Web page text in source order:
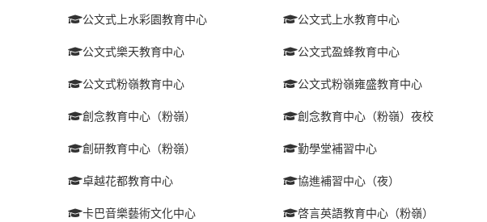
公文式上水彩園教育中心 公文式上水教育中心
公文式樂天教育中心 公文式盈蜂教育中心
公文式粉嶺教育中心 公文式粉嶺雍盛教育中心
創念教育中心（粉嶺） 創念教育中心（粉嶺）夜校
創研教育中心（粉嶺） 勤學堂補習中心
卓越花都教育中心 協進補習中心（夜）
卡巴音樂藝術文化中心 啓言英語教育中心（粉嶺）